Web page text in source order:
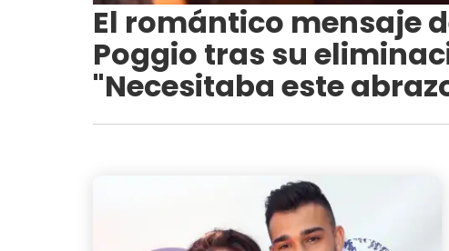
El romántico mensaje
Poggio tras su
"Necesitaba este